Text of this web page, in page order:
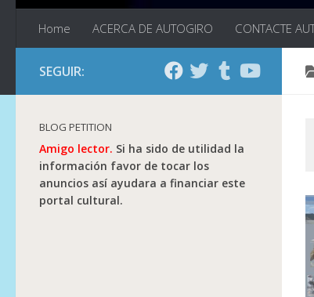
Home ACERCA DE AUTOGIRO CONTACTE
SEGUIR:
BLOG PETITION
Amigo lector. Si ha sido de utilidad la
información favor de tocar los
anuncios así ayudara a financiar este
portal cultural.